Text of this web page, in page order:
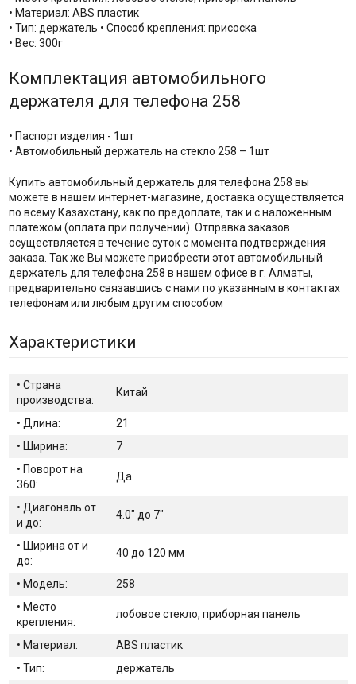
• Материал: ABS пластик
• Тип: держатель • Способ крепления: присоска
• Вес: 300г
Комплектация автомобильного
держателя для телефона 258
• Паспорт изделия - 1шт
• Автомобильный держатель на стекло 258 – 1шт
Купить автомобильный держатель для телефона 258 вы
можете в нашем интернет-магазине, доставка осуществляется
по всему Казахстану, как по предоплате, так и с наложенным
платежом (оплата при получении). Отправка заказов
осуществляется в течение суток с момента подтверждения
заказа. Так же Вы можете приобрести этот автомобильный
держатель для телефона 258 в нашем офисе в г. Алматы,
предварительно связавшись с нами по указанным в контактах
телефонам или любым другим способом
Характеристики
• Страна
производства:
Китай
• Длина:
21
• Ширина:
7
• Поворот на
360:
Да
• Диагональ от
и до:
4.0" до 7"
• Ширина от и
до:
40 до 120 мм
• Модель:
258
• Место
крепления:
лобовое стекло, приборная панель
• Материал:
ABS пластик
• Тип:
держатель